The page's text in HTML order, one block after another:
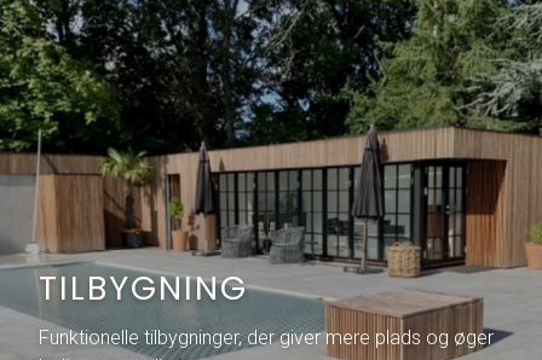
TILBYGNING
Funktionelle tilbygninger, der giver mere plads og øger